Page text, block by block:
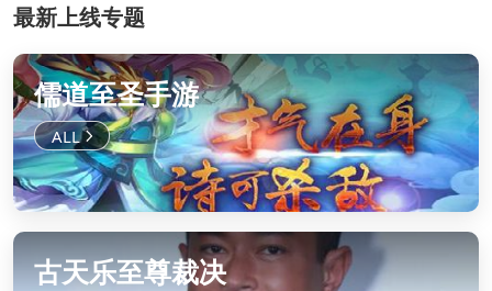
最新上线专题
儒道至圣手游
古天乐至尊裁决